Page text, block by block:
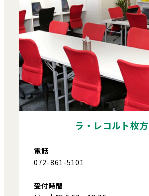
ラ・レコルト枚方
電話
072-861-5101
受付時間